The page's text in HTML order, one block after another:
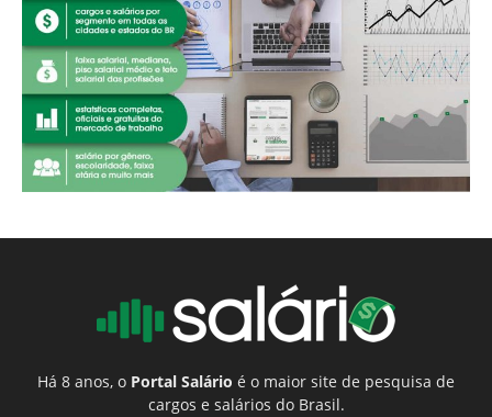
Há 8 anos, o Portal Salário é o maior site de pesquisa de
cargos e salários do Brasil.